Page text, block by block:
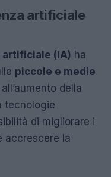
artificiale
(IA) ha
piccole e medie
della
tecnologie
di migliorare i
accrescere la